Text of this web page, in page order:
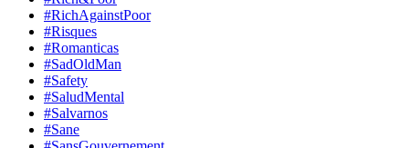
#RichAgainstPoor
#Risques
#Romanticas
#SadOldMan
#Safety
#SaludMental
#Salvarnos
#Sane